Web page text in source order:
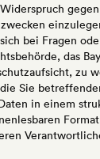
bei Fragen
das
zu
Sie
in einem